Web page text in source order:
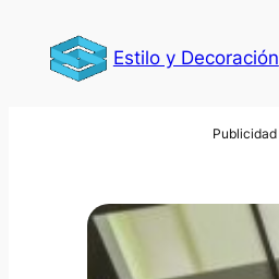
contenido
Estilo y Decoración